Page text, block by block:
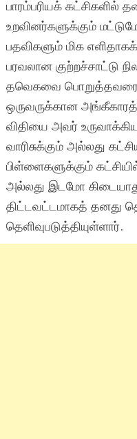
பாரம்பரியக் கட்சிகளில்
உறவினர்களுக்கும்
பதவிகளும் மிக
பரவலான குற்றச்சாட்டு
தவெகவை பொறுத்தவரை
ஒருவருக்கான
விதியை அவர்
வாரிசுக்கும் அல்லது
பிள்ளைகளுக்கும்
அல்லது இடமோ
திட்டவட்டமாகத் தனது
தெளிவுபடுத்தியுள்ளார்.